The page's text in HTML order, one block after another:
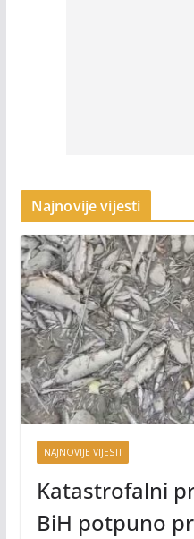
Najnovije vijesti
NAJNOVIJE VIJESTI
Katastrofalni
BiH potpuno